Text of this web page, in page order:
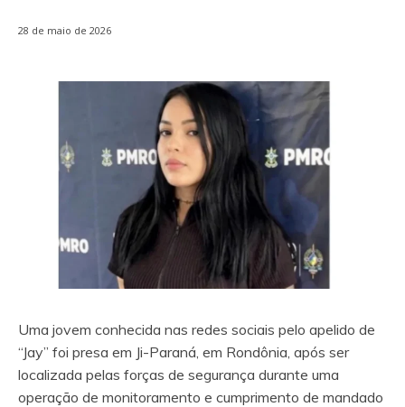
28 de maio de 2026
Uma jovem conhecida nas redes sociais pelo apelido de
“Jay” foi presa em Ji-Paraná, em Rondônia, após ser
localizada pelas forças de segurança durante uma
operação de monitoramento e cumprimento de mandado